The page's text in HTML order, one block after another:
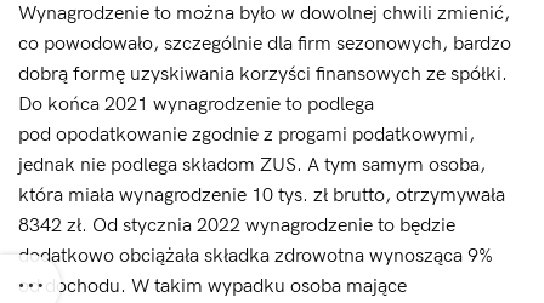
Wynagrodzenie to można było w dowolnej chwili zmienić,
co powodowało, szczególnie dla firm sezonowych, bardzo
dobrą formę uzyskiwania korzyści finansowych ze spółki.
Do końca 2021 wynagrodzenie to podlega
pod opodatkowanie zgodnie z progami podatkowymi,
jednak nie podlega składom ZUS. A tym samym osoba,
która miała wynagrodzenie 10 tys. zł brutto, otrzymywała
8342 zł. Od stycznia 2022 wynagrodzenie to będzie
dodatkowo obciążała składka zdrowotna wynosząca 9%
od dochodu. W takim wypadku osoba mające